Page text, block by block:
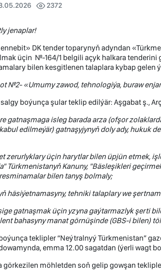
2372
jenaplar!
DK tender toparynyň adyndan
üçin №-164/1 belgili açyk halkara tenderini
bilen kesgitlenen talaplara kybap
№2- «Umumy zawod, tehnologiýa, buraw
boýunça şular teklip edilýär: Aşgabat ş.,
gatnaşmaga isleg barada arza (ofşor
edilmeýär)gatnaşyjynyň doly ady, hukuk
zerurlyklary üçin harytlar bilen üpjün etmek,
Türkmenistanyň Kanuny, "Bäsleşikleri
bilen tanyş bolmaly;
häsiýetnamasyny, tehniki talaplary we
gatnaşmak üçin yzyna gaýtarmazlyk şerti
bahasyny manat görnüşinde (GBS-ibilen)
teklipler “Neýtralnyý Türkmenistan”
emma 12.00 sagatdan (ýerli wagt
görkezilen möhletden soň gelip gowşan